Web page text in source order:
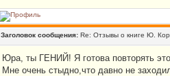
Заголовок сообщения: Re: Отзывы о книге Ю.
Юра, ты ГЕНИЙ! Я готова повторять
Мне очень стыдно,что давно не